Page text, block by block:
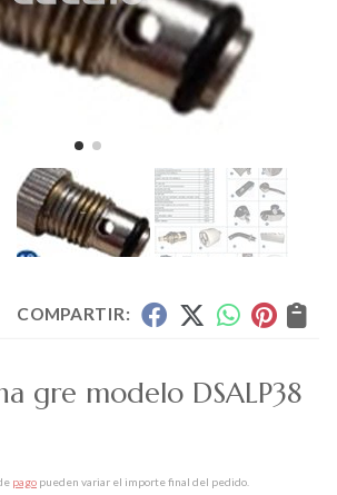
COMPARTIR:
gre modelo DSALP38
pago pueden variar el importe final del pedido.